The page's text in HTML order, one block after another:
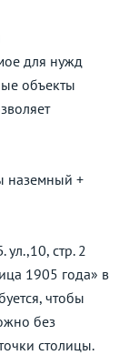
для нужд
объекты
наземный +
стр. 2
1905 года» в
чтобы
без
столицы.